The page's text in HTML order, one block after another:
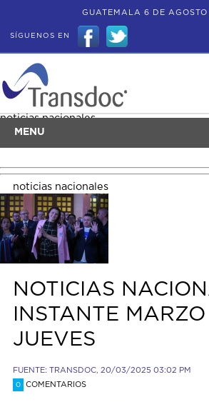
GUATEMALA 6 DE
SÍGUENOS EN
MENU
noticias nacionales
noticias nacionales
NOTICIAS
INSTANTE
JUEVES
FUENTE: TRANSDOC, 20/03/2025 03:02 PM
0 COMENTARIOS